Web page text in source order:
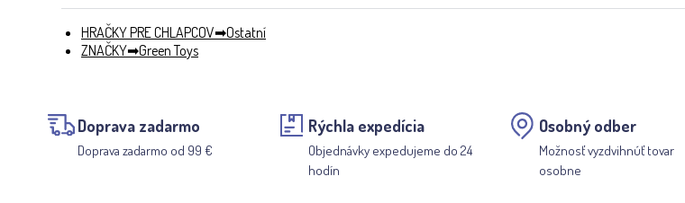
HRAČKY PRE CHLAPCOV
Ostatní
ZNAČKY
Green Toys
Doprava zadarmo
Doprava zadarmo od 99 €
Rýchla expedícia
Objednávky expedujeme do 24
hodín
Osobný odber
Možnosť vyzdvihnúť tovar
osobne